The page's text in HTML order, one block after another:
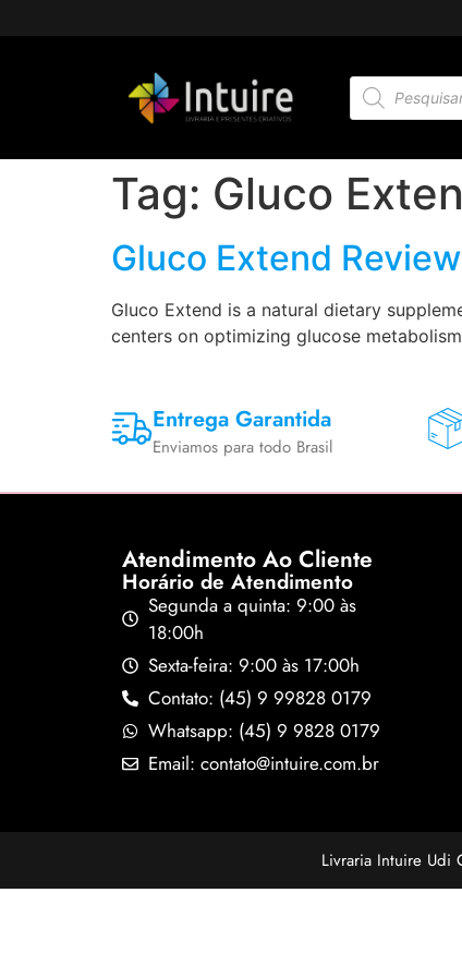
Tag: Gluco
Gluco Extend
Gluco Extend is a natural dietary
centers on optimizing glucose
Entrega Garantida
Enviamos para todo Brasil
Atendimento Ao Cliente
Horário de Atendimento
Segunda a quinta: 9:00 às
18:00h
Sexta-feira: 9:00 às 17:00h
Contato: (45) 9 99828 0179
Whatsapp: (45) 9 9828 0179
Email: contato@intuire.com.br
Livraria Intuire